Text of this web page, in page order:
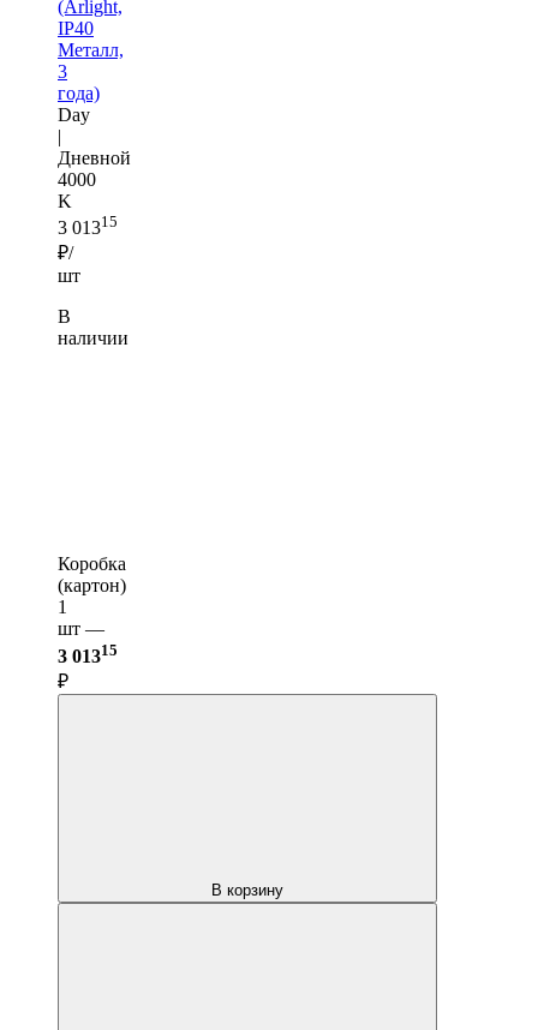
(Arlight,
IP40
Металл,
3
года)
Day
|
Дневной
4000
K
3 01315
₽/
шт
В
наличии
Коробка
(картон)
1
шт —
3 01315
₽
В корзину